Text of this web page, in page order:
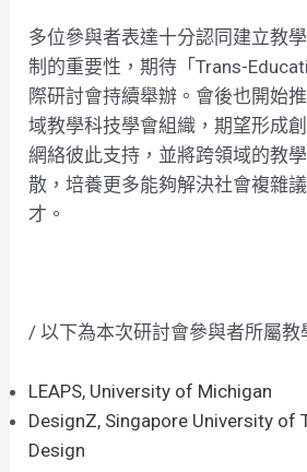
多位參與者表達十分認同建立教
制的重要性，期待「Trans-
際研討會持續舉辦。會後也開始
域教學科技學會組織，期望形成
網絡彼此支持，並將跨領域的教
散，培養更多能夠解決社會複雜
才。
/ 以下為本次研討會參與者所屬教
LEAPS, University of Michigan
DesignZ, Singapore University of
Design